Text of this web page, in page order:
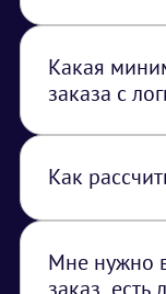
случае
доставки в
каждую
размере
Какая
заказа с
монтажом
Как
календарных
Мне нужно